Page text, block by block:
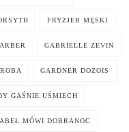
FRYZJER MĘSKI
GABRIELLE ZEVIN
GARDNER DOZOIS
GAŚNIE UŚMIECH
MÓWI DOBRANOC